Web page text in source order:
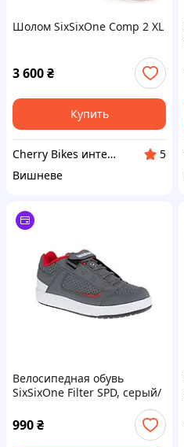
Шолом SixSixOne Comp 2 XL
3 600₴
Купить
Cherry Bikes интернет-магазин
5
Вишневе
Велосипедная обувь
SixSixOne Filter SPD, серый/
красный, US 12 / EU 45,5 /
29,8 см
990₴